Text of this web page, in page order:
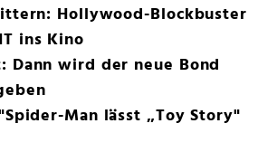
Hollywood-Blockbuster
ins Kino
Dann wird der neue Bond
Man lässt „Toy Story"